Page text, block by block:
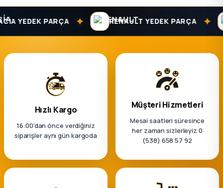
Parça
YEDEK PARÇA ✦ RENAULT YEDEK PARÇA ✦
Hızlı Kargo
16:00’dan önce verdiğiniz
siparişler aynı gün kargoda
Müşteri Hizmetleri
Mesai saatleri süresince
her zaman sizlerleyiz 0
(538) 658 57 92